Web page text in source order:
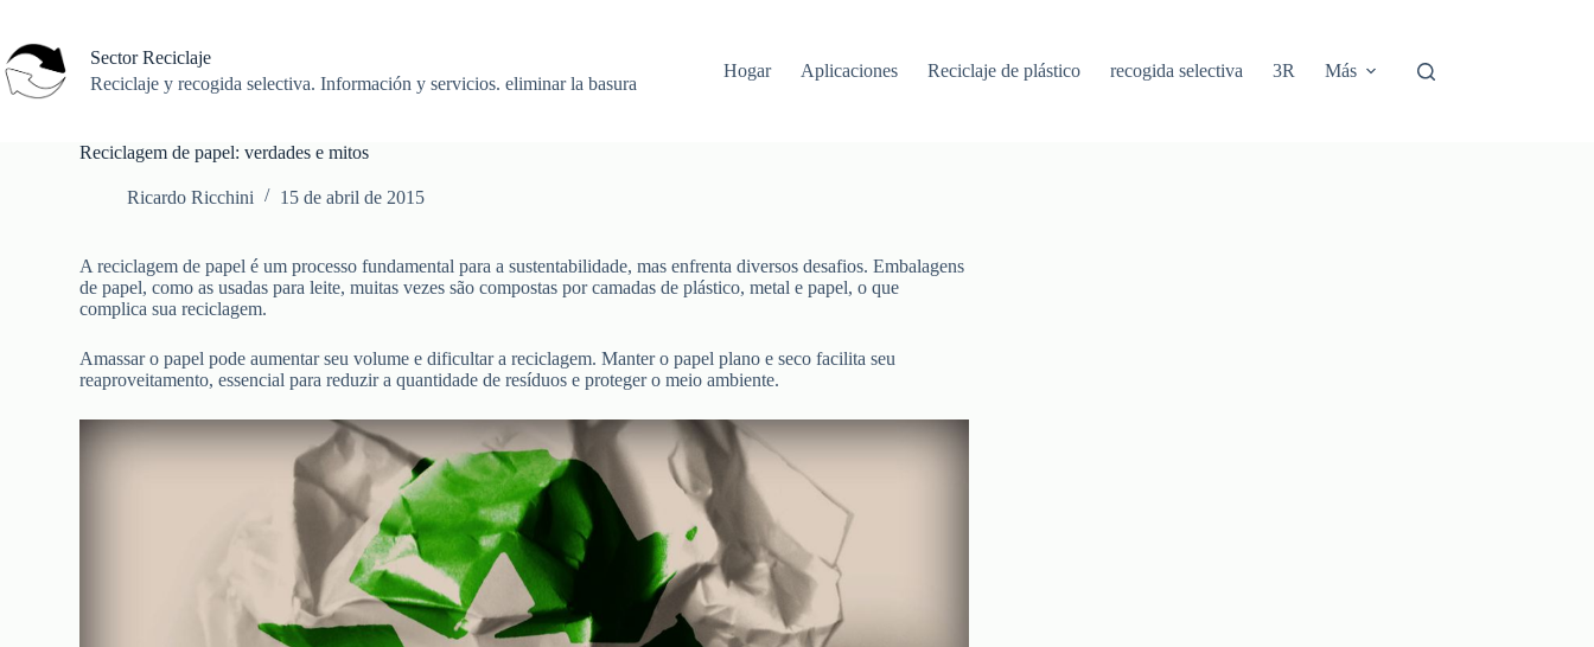
contenido
Sector Reciclaje
Reciclaje y recogida selectiva. Información y servicios. eliminar la basura
Hogar Aplicaciones Reciclaje de plástico recogida selectiva 3R Más
Reciclagem de papel: verdades e mitos
Ricardo Ricchini 15 de abril de 2015
A reciclagem de papel é um processo fundamental para a sustentabilidade, mas enfrenta diversos desafios. Embalagens
de papel, como as usadas para leite, muitas vezes são compostas por camadas de plástico, metal e papel, o que
complica sua reciclagem.
Amassar o papel pode aumentar seu volume e dificultar a reciclagem. Manter o papel plano e seco facilita seu
reaproveitamento, essencial para reduzir a quantidade de resíduos e proteger o meio ambiente.